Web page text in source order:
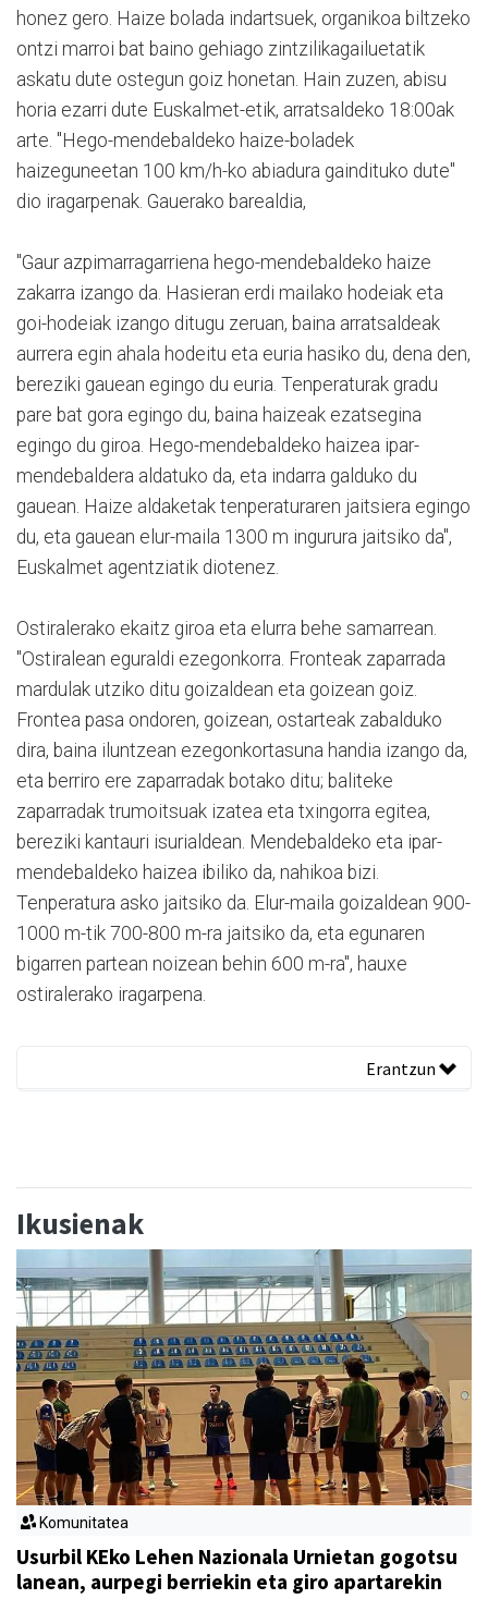
honez gero. Haize bolada indartsuek, organikoa biltzeko
ontzi marroi bat baino gehiago zintzilikagailuetatik
askatu dute ostegun goiz honetan. Hain zuzen, abisu
horia ezarri dute Euskalmet-etik, arratsaldeko 18:00ak
arte. "Hego-mendebaldeko haize-boladek
haizeguneetan 100 km/h-ko abiadura gaindituko dute"
dio iragarpenak. Gauerako barealdia,
"Gaur azpimarragarriena hego-mendebaldeko haize
zakarra izango da. Hasieran erdi mailako hodeiak eta
goi-hodeiak izango ditugu zeruan, baina arratsaldeak
aurrera egin ahala hodeitu eta euria hasiko du, dena den,
bereziki gauean egingo du euria. Tenperaturak gradu
pare bat gora egingo du, baina haizeak ezatsegina
egingo du giroa. Hego-mendebaldeko haizea ipar-
mendebaldera aldatuko da, eta indarra galduko du
gauean. Haize aldaketak tenperaturaren jaitsiera egingo
du, eta gauean elur-maila 1300 m ingurura jaitsiko da",
Euskalmet agentziatik diotenez.
Ostiralerako ekaitz giroa eta elurra behe samarrean.
"Ostiralean eguraldi ezegonkorra. Fronteak zaparrada
mardulak utziko ditu goizaldean eta goizean goiz.
Frontea pasa ondoren, goizean, ostarteak zabalduko
dira, baina iluntzean ezegonkortasuna handia izango da,
eta berriro ere zaparradak botako ditu; baliteke
zaparradak trumoitsuak izatea eta txingorra egitea,
bereziki kantauri isurialdean. Mendebaldeko eta ipar-
mendebaldeko haizea ibiliko da, nahikoa bizi.
Tenperatura asko jaitsiko da. Elur-maila goizaldean 900-
1000 m-tik 700-800 m-ra jaitsiko da, eta egunaren
bigarren partean noizean behin 600 m-ra", hauxe
ostiralerako iragarpena.
Erantzun
Ikusienak
Komunitatea
Usurbil KEko Lehen Nazionala Urnietan gogotsu
lanean, aurpegi berriekin eta giro apartarekin